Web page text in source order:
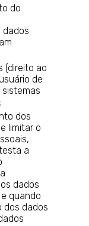
do
dados
(direito ao
de
dos
limitar o
a
dados
quando
dos dados